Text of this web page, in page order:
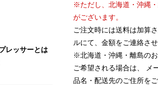
※ただし、北海道・沖縄
がございます。
ご注文時には送料は加算
ルにて、金額をご連絡さ
※北海道・沖縄・離島の
ご希望される場合は、 メ
品名・配送先のご住所を
レッサーとは